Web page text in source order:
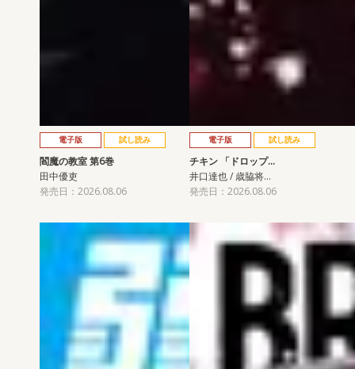
電子版 試し読み
閻魔の教室 第6巻
田中優吏
発売日：2026.08.06
電子版 試し読み
チキン 「ドロップ…
井口達也 / 歳脇将…
発売日：2026.08.06